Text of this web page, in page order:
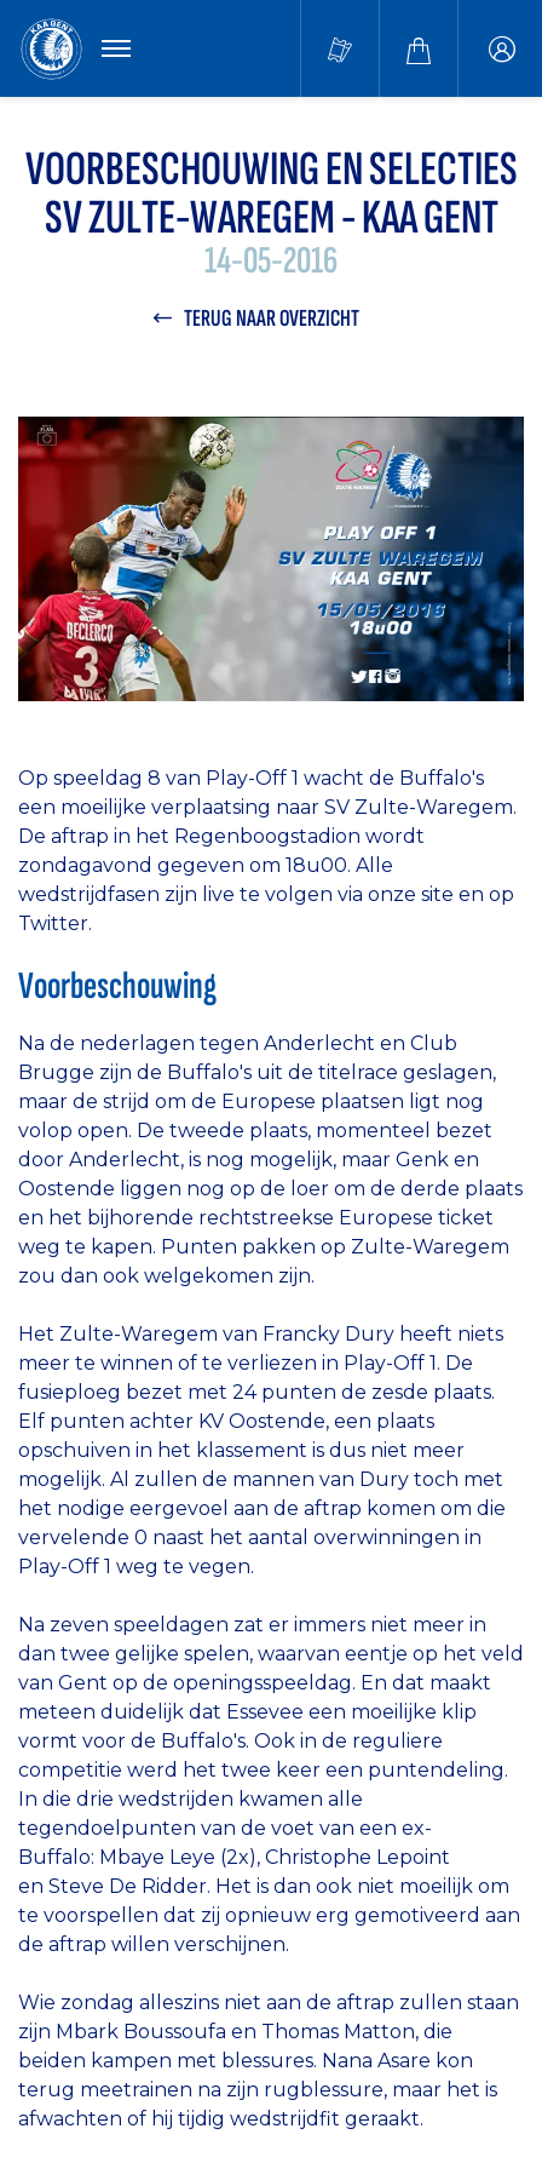
MENU
VOORBESCHOUWING EN SELECTIES
SV ZULTE-WAREGEM - KAA GENT
14-05-2016
TERUG NAAR OVERZICHT
Op speeldag 8 van Play-Off 1 wacht de Buffalo's
een moeilijke verplaatsing naar SV Zulte-Waregem.
De aftrap in het Regenboogstadion wordt
zondagavond gegeven om 18u00. Alle
wedstrijdfasen zijn live te volgen via onze site en op
Twitter.
Voorbeschouwing
Na de nederlagen tegen Anderlecht en Club
Brugge zijn de Buffalo's uit de titelrace geslagen,
maar de strijd om de Europese plaatsen ligt nog
volop open. De tweede plaats, momenteel bezet
door Anderlecht, is nog mogelijk, maar Genk en
Oostende liggen nog op de loer om de derde plaats
en het bijhorende rechtstreekse Europese ticket
weg te kapen. Punten pakken op Zulte-Waregem
zou dan ook welgekomen zijn.
Het Zulte-Waregem van Francky Dury heeft niets
meer te winnen of te verliezen in Play-Off 1. De
fusieploeg bezet met 24 punten de zesde plaats.
Elf punten achter KV Oostende, een plaats
opschuiven in het klassement is dus niet meer
mogelijk. Al zullen de mannen van Dury toch met
het nodige eergevoel aan de aftrap komen om die
vervelende 0 naast het aantal overwinningen in
Play-Off 1 weg te vegen.
Na zeven speeldagen zat er immers niet meer in
dan twee gelijke spelen, waarvan eentje op het veld
van Gent op de openingsspeeldag. En dat maakt
meteen duidelijk dat Essevee een moeilijke klip
vormt voor de Buffalo's. Ook in de reguliere
competitie werd het twee keer een puntendeling.
In die drie wedstrijden kwamen alle
tegendoelpunten van de voet van een ex-
Buffalo: Mbaye Leye (2x), Christophe Lepoint
en Steve De Ridder. Het is dan ook niet moeilijk om
te voorspellen dat zij opnieuw erg gemotiveerd aan
de aftrap willen verschijnen.
Wie zondag alleszins niet aan de aftrap zullen staan
zijn Mbark Boussoufa en Thomas Matton, die
beiden kampen met blessures. Nana Asare kon
terug meetrainen na zijn rugblessure, maar het is
afwachten of hij tijdig wedstrijdfit geraakt.